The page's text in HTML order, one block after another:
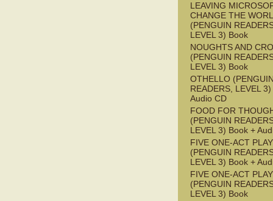
LEAVING
CHANGE THE
(PENGUIN
LEVEL 3) Book
NOUGHTS AND
(PENGUIN
LEVEL 3) Book
OTHELLO
READERS, LEVEL
Audio CD
FOOD FOR
(PENGUIN
LEVEL 3) Book +
FIVE ONE-ACT
(PENGUIN
LEVEL 3) Book +
FIVE ONE-ACT
(PENGUIN
LEVEL 3) Book